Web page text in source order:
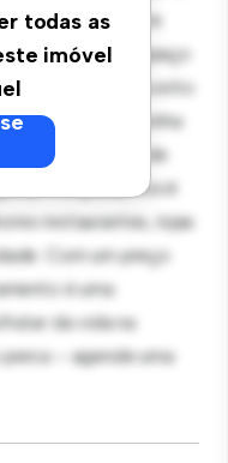
todas as
imóvel
Alegre - RS! Este
oferece um espaço
O layout em conceito
e a cozinha
de
privilegiada, você
restaurantes, lojas
Com um preço
é uma
da vida na
– agende uma